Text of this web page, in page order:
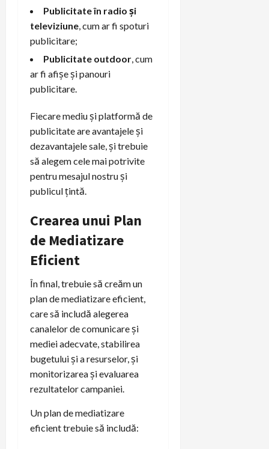
Publicitate în radio și
televiziune, cum ar fi spoturi
publicitare;
Publicitate outdoor, cum
ar fi afișe și panouri
publicitare.
Fiecare mediu și platformă de
publicitate are avantajele și
dezavantajele sale, și trebuie
să alegem cele mai potrivite
pentru mesajul nostru și
publicul țintă.
Crearea unui Plan
de Mediatizare
Eficient
În final, trebuie să creăm un
plan de mediatizare eficient,
care să includă alegerea
canalelor de comunicare și
mediei adecvate, stabilirea
bugetului și a resurselor, și
monitorizarea și evaluarea
rezultatelor campaniei.
Un plan de mediatizare
eficient trebuie să includă: